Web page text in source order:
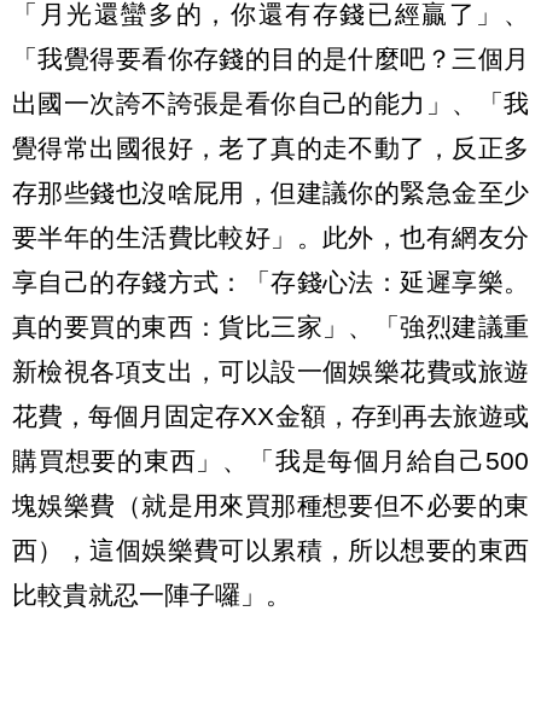
「月光還蠻多的，你還有存錢已經贏了」、
「我覺得要看你存錢的目的是什麼吧？三個月
出國一次誇不誇張是看你自己的能力」、「我
覺得常出國很好，老了真的走不動了，反正多
存那些錢也沒啥屁用，但建議你的緊急金至少
要半年的生活費比較好」。此外，也有網友分
享自己的存錢方式：「存錢心法：延遲享樂。
真的要買的東西：貨比三家」、「強烈建議重
新檢視各項支出，可以設一個娛樂花費或旅遊
花費，每個月固定存XX金額，存到再去旅遊或
購買想要的東西」、「我是每個月給自己500
塊娛樂費（就是用來買那種想要但不必要的東
西），這個娛樂費可以累積，所以想要的東西
比較貴就忍一陣子囉」。